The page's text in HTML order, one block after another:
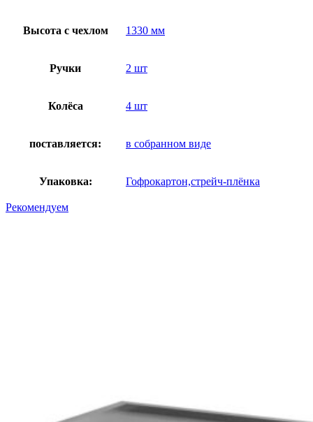
Высота с чехлом 1330 мм
Ручки 2 шт
Колёса 4 шт
поставляется: в собранном виде
Упаковка: Гофрокартон,стрейч-плёнка
Рекомендуем